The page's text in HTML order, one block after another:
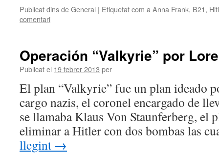
Publicat dins deGeneral | Etiquetat com a Anna Frank, B21,
comentari
Operación “Valkyrie” por
Publicat el 19 febrer 2013 per
El plan “Valkyrie” fue un plan ideado
cargo nazis, el coronel encargado de
se llamaba Klaus Von Staunferberg, el
eliminar a Hitler con dos bombas las
llegint →